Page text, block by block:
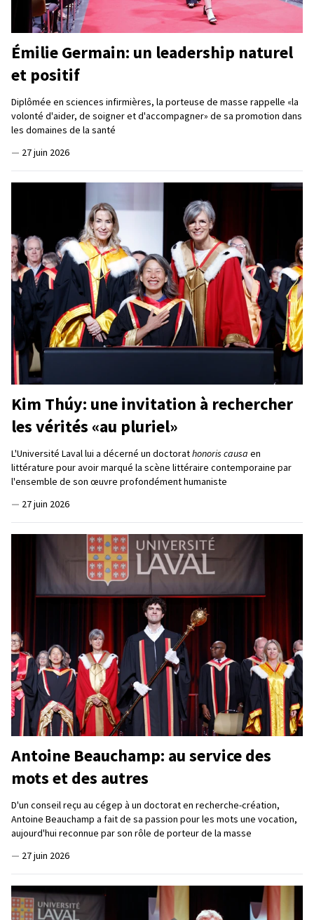
Émilie Germain: un leadership naturel
et positif
Diplômée en sciences infirmières, la porteuse de masse rappelle «la
volonté d'aider, de soigner et d'accompagner» de sa promotion dans
les domaines de la santé
— 27 juin 2026
Kim Thúy: une invitation à rechercher
les vérités «au pluriel»
L'Université Laval lui a décerné un doctorathonoris causa en
littérature pour avoir marqué la scène littéraire contemporaine par
l'ensemble de son œuvre profondément humaniste
— 27 juin 2026
Antoine Beauchamp: au service des
mots et des autres
D'un conseil reçu au cégep à un doctorat en recherche-création,
Antoine Beauchamp a fait de sa passion pour les mots une vocation,
aujourd'hui reconnue par son rôle de porteur de la masse
— 27 juin 2026